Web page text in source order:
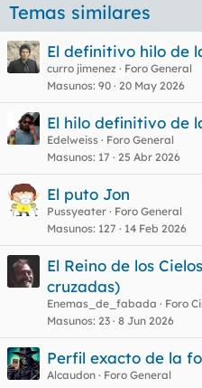
Temas similares
El definitivo hilo de
curro jimenez
Foro General
Masunos 90 20 May 2026
El hilo definitivo de
Edelweiss
Foro General
Masunos 17 25 Abr 2026
El puto Jon
Pussyeater
Foro General
Masunos 127 14 Feb 2026
El Reino de los
cruzadas)
Enemas_de_fabada
Foro
Masunos 23 8 Jun 2026
Perfil exacto de la
Alcaudon
Foro General